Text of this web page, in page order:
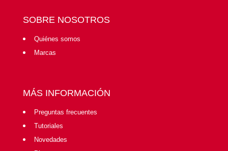
SOBRE NOSOTROS
Quiénes somos
Marcas
MÁS INFORMACIÓN
Preguntas frecuentes
Tutoriales
Novedades